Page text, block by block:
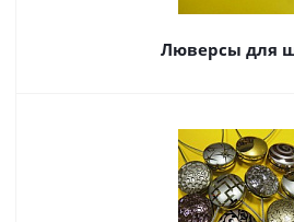
Люверсы для